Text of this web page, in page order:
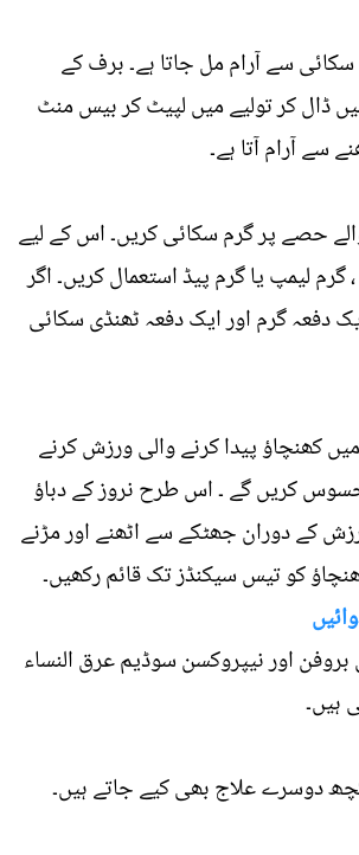
سے آرام مل جاتا ہے۔ برف کے
ڈال کر تولیے میں لپیٹ کر بیس منٹ
سے آرام آتا ہے۔
حصے پر گرم سکائی کریں۔ اس کے لیے
لیمپ یا گرم پیڈ استعمال کریں۔ اگر
دفعہ گرم اور ایک دفعہ ٹھنڈی سکائی
کھنچاؤ پیدا کرنے والی ورزش کرنے
کریں گے ۔ اس طرح نروز کے دباؤ
کے دوران جھٹکے سے اٹھنے اور مڑنے
کو تیس سیکنڈز تک قائم رکھیں۔
اور نیپروکسن سوڈیم عرق النساء
ہیں۔
دوسرے علاج بھی کیے جاتے ہیں۔